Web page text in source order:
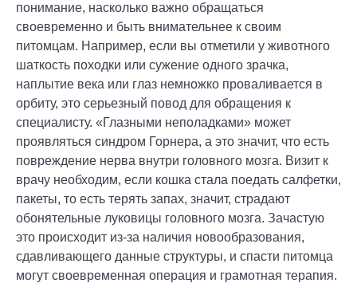
понимание, насколько важно обращаться
своевременно и быть внимательнее к своим
питомцам. Например, если вы отметили у животного
шаткость походки или сужение одного зрачка,
наплытие века или глаз немножко проваливается в
орбиту, это серьезный повод для обращения к
специалисту. «Глазными неполадками» может
проявляться синдром Горнера, а это значит, что есть
повреждение нерва внутри головного мозга. Визит к
врачу необходим, если кошка стала поедать салфетки,
пакеты, то есть терять запах, значит, страдают
обонятельные луковицы головного мозга. Зачастую
это происходит из-за наличия новообразования,
сдавливающего данные структуры, и спасти питомца
могут своевременная операция и грамотная терапия.